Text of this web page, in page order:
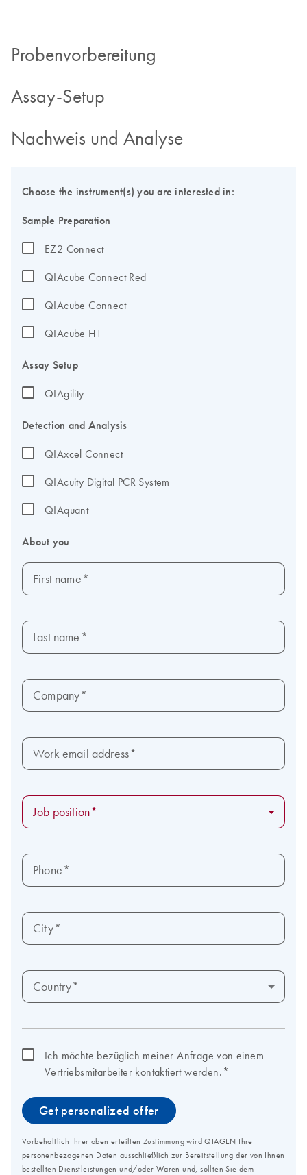
Probenvorbereitung
Assay-Setup
Nachweis und Analyse